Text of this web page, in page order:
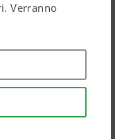
Verranno
riguardanti
consenso
effettuare
le caselle di